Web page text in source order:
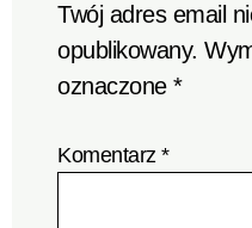
Twój adres email
opublikowany.
oznaczone*
Komentarz*